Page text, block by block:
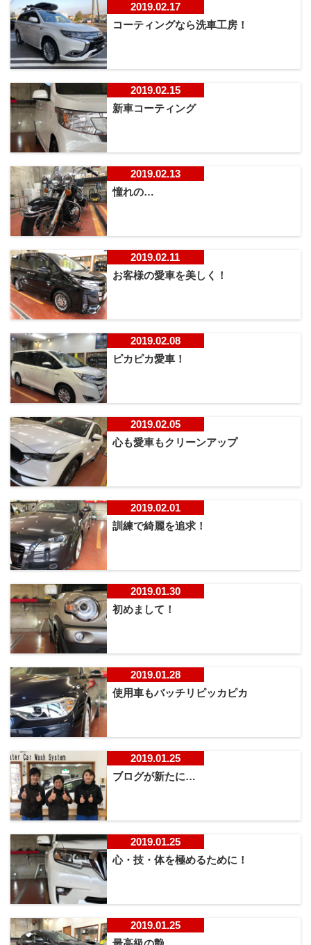
2019.02.17
コーティングなら洗車工房！
2019.02.15
新車コーティング
2019.02.13
憧れの…
2019.02.11
お客様の愛車を美しく！
2019.02.08
ピカピカ愛車！
2019.02.05
心も愛車もクリーンアップ
2019.02.01
訓練で綺麗を追求！
2019.01.30
初めまして！
2019.01.28
使用車もバッチリピッカピカ
2019.01.25
ブログが新たに…
2019.01.25
心・技・体を極めるために！
2019.01.25